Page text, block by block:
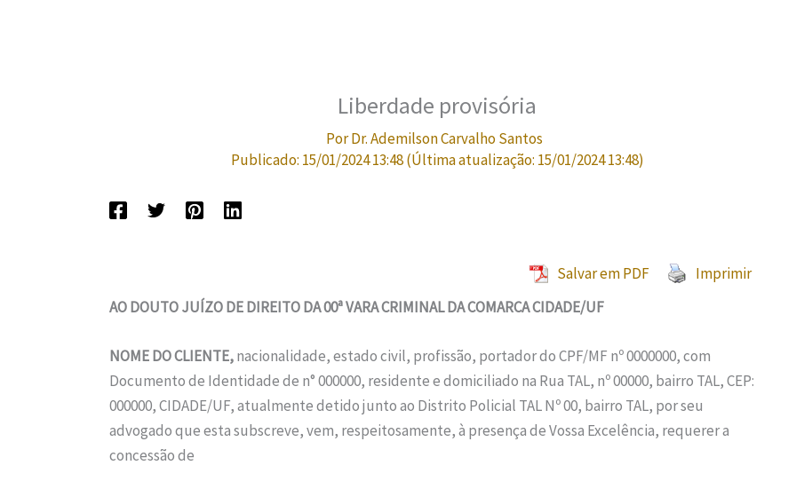
Liberdade provisória
PorDr. Ademilson Carvalho Santos
Publicado: 15/01/2024 13:48(Última atualização: 15/01/2024 13:48)
Salvar em PDF
Imprimir
AO DOUTO JUÍZO DE DIREITO DA 00ª VARA CRIMINAL DA COMARCA CIDADE/UF
NOME DO CLIENTE,nacionalidade, estado civil, profissão, portador do CPF/MF nº 0000000, com
Documento de Identidade de n° 000000, residente e domiciliado na Rua TAL, nº 00000, bairro TAL, CEP:
000000, CIDADE/UF, atualmente detido junto ao Distrito Policial TAL Nº 00, bairro TAL, por seu
advogado que esta subscreve, vem, respeitosamente, à presença de Vossa Excelência, requerer a
concessão de